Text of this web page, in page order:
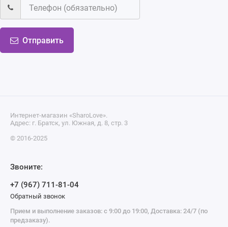
Отправить
Интернет-магазин «SharoLove».
Адрес: г. Братск, ул. Южная, д. 8, стр. 3
© 2016-2025
Звоните:
+7 (967) 711-81-04
Обратный звонок
Прием и выполнение заказов: с 9:00 до 19:00, Доставка: 24/7 (по
предзаказу).